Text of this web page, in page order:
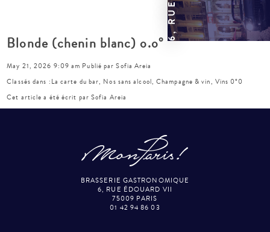
Blonde (chenin blanc) o.o°
May 21, 2026 9:09 am Publié parSofia Areia
Classés dans : La carte du bar, Nos sans alcool,Champagne & vin, Vins 0°0
Cet article a été écrit par Sofia Areia
BRASSERIE GASTRONOMIQUE
6, RUE ÉDOUARD VII
75009 PARIS
01 42 94 86 03